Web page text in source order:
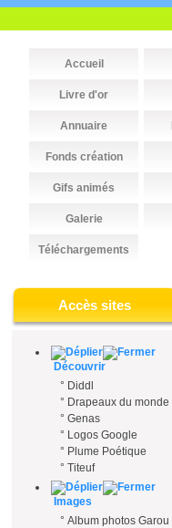
Accueil
Livre d'or
Annuaire
Fonds création
Gifs animés
Galerie
Téléchargements
Accès sites
Découvrir
° Diddl
° Drapeaux du monde
° Genas
° Logos Google
° Plume Poétique
° Titeuf
Images
° Album photos Garou